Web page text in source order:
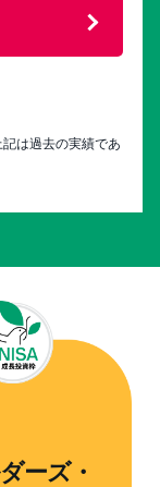
は過去の実績であ
ーズ・